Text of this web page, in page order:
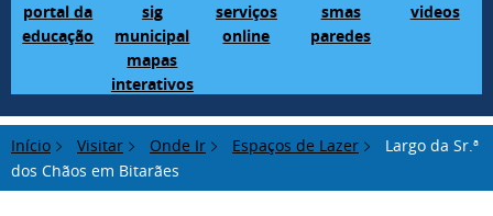
portal da
educação
sig
municipal
mapas
interativos
serviços
online
smas
paredes
videos
Início Visitar Onde Ir Espaços de Lazer
Largo da Sr.ª
dos Chãos em Bitarães